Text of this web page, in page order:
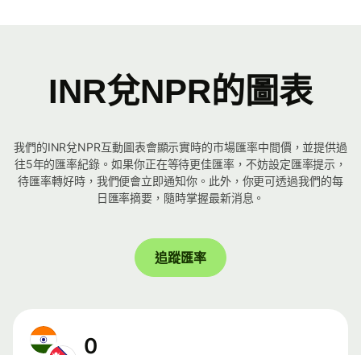
INR兌NPR的圖表
我們的INR兌NPR互動圖表會顯示實時的市場匯率中間價，並提供過
往5年的匯率紀錄。如果你正在等待更佳匯率，不妨設定匯率提示，
待匯率轉好時，我們便會立即通知你。此外，你更可透過我們的每
日匯率摘要，隨時掌握最新消息。
追蹤匯率
0